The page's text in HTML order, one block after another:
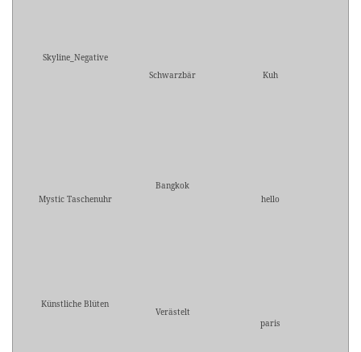
Skyline_Negative
Schwarzbär
Kuh
Mystic Taschenuhr
Bangkok
hello
Künstliche Blüten
Verästelt
paris